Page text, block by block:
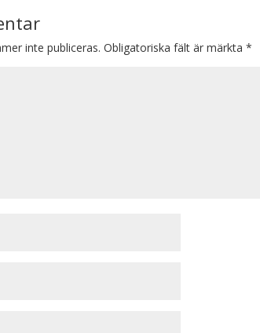
inte publiceras. Obligatoriska fält är märkta*